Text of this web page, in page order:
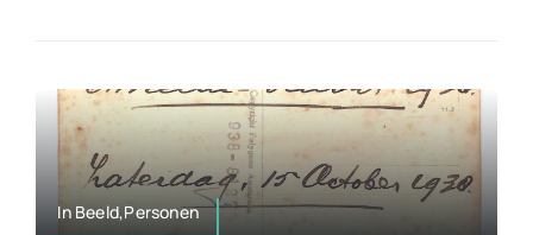
In Beeld,Personen